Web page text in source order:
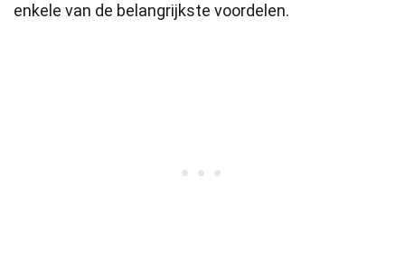
enkele van de belangrijkste voordelen.